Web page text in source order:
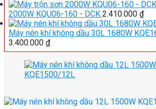
2000W KQU06-160 - DCK 2.410.000 ₫
Máy nén khí không dầu 30L 1680W
3.400.000 ₫